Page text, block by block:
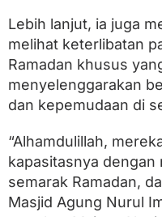
Lebih lanjut, ia juga
melihat keterlibatan
Ramadan khusus
menyelenggarakan
dan kepemudaan di
“Alhamdulillah,
kapasitasnya dengan
semarak Ramadan,
Masjid Agung Nurul